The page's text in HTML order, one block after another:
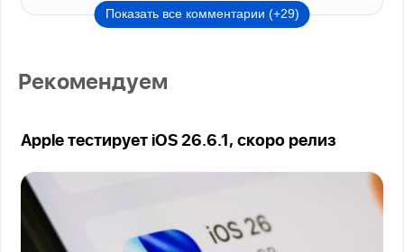
Показать все комментарии (+29)
Рекомендуем
Apple тестирует iOS 26.6.1, скоро релиз